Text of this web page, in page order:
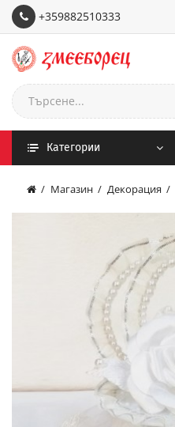
+359882510333
Категории
Магазин Декорация